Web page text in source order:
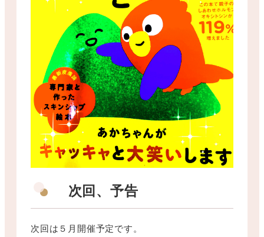
次回、予告
次回は５月開催予定です。